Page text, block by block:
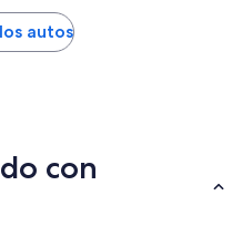
autos
con